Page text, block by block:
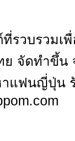
รวบรวมเ
ย จัดทำขึ้
แฟนญี่ปุ่น